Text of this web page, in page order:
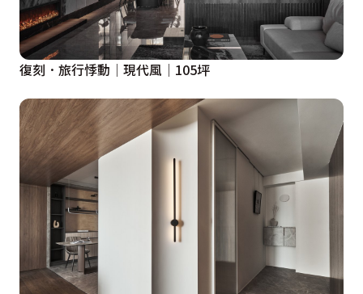
復刻．旅行悸動│現代風│105坪